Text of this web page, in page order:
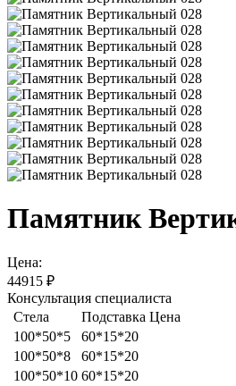
Памятник
Цена:
44915 ₽
Консультация специалиста
Стела
Подставка Цена
100*50*5
60*15*20
100*50*8
60*15*20
100*50*10 60*15*20